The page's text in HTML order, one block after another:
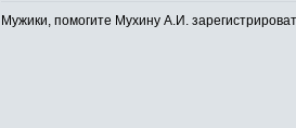
Мужики, помогите Мухину А.И.